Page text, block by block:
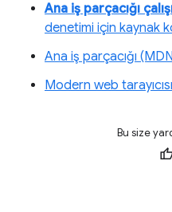
Ana iş parçacığı
denetimi için kaynak
Ana iş parçacığı
Modern web
Bu size